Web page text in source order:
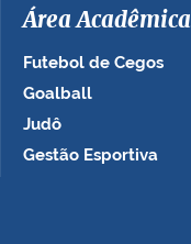
Área Acadêmica
Futebol de Cegos
Goalball
Judô
Gestão Esportiva